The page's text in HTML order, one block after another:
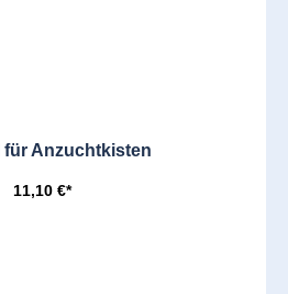
für Anzuchtkisten
11,10 €*